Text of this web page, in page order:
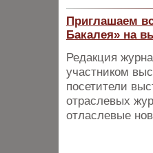
Приглашаем
Бакалея» на
Редакция
участником
посетители
отраслевых
отласлевые